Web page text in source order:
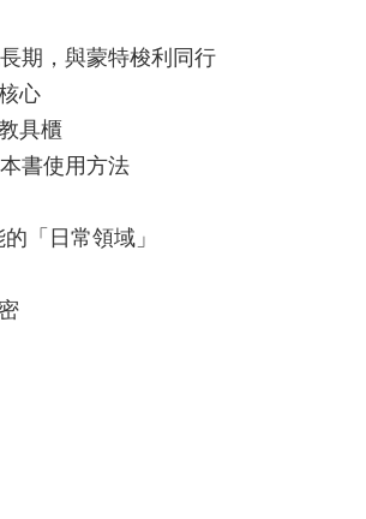
期，與蒙特梭利同行
心
具櫃
書使用方法
「日常領域」